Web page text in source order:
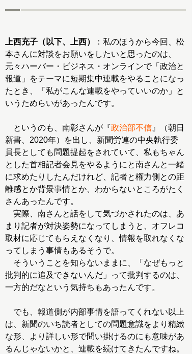
上西充子（以下、上西）
：私のほうから今回、松
本さんに対談をお願いをしたいと思ったのは、
元々ハーバー・ビジネス・オンラインで「政治と
報道」をテーマに短期集中連載をやることになっ
たとき、「私がこんな連載をやっていいのか」と
いうためらいがあったんです。
というのも、南彰さんが『政治部不信 』（朝日
新書、2020年）を出し、新聞労連の中央執行委
員長としても問題提起をされていて、私もちゃん
とした首相記者会見をやるようにと南さんと一緒
に求めたりしたんだけれど、記者と権力側との距
離感とか背景事情とか、わからないところがたく
さんあったんです。
実際、南さんと話をして気づかされたのは、あ
まり記者が対決姿勢になってしまうと、オフレコ
取材に応じてもらえなくなり、情報を取れなくな
ってしまう事情もあるそうで。
そういうことを知らないままに、「なぜもっと
批判的に追及できないんだ」って批判するのは、
一方的だなという気持ちもあったんです。
でも、報道側が内部事情を語ってくれない以上
は、新聞のいち読者としての問題意識をより精緻
な形、より詳しい形で問い掛けるのにも意味があ
るんじゃないかと、連載を続けてきたんですね。